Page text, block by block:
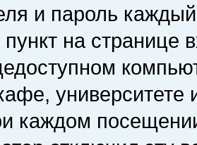
и пароль
на
университете
каждом